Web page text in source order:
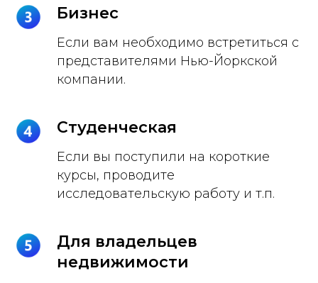
Бизнес
Если вам необходимо встретиться с
представителями Нью-Йоркской
компании.
Студенческая
Если вы поступили на короткие
курсы, проводите
исследовательскую работу и т.п.
Для владельцев
недвижимости